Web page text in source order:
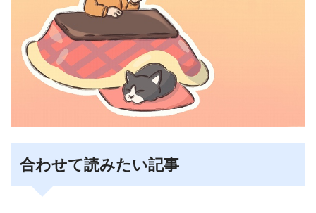
合わせて読みたい記事